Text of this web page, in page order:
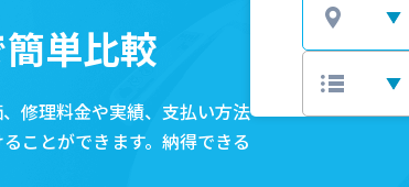
単比較
修理料金や実績、支払い方法
ことができます。納得できる